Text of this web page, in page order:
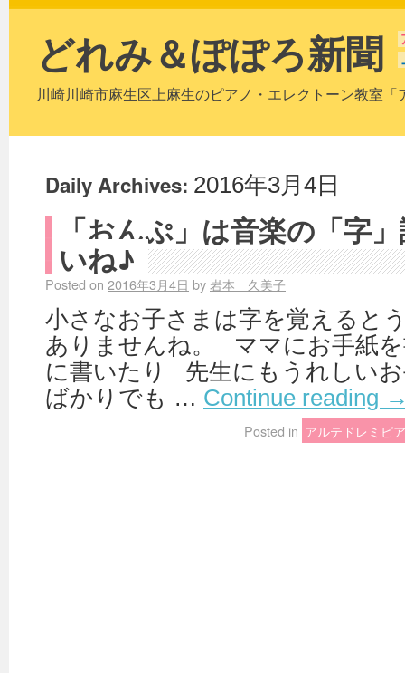
どれみ＆ぽぽろ新聞
川崎川崎市麻生区上麻生のピアノ・エレクトーン教室
Daily Archives: 2016年3月4日
「おんぷ」は音楽の「字
いね♪
Posted on 2016年3月4日 by岩本 久美子
小さなお子さまは字を覚えると
ありませんね。 ママにお手紙
に書いたり 先生にもうれしい
ばかりでも … Continue reading
Posted in アルテドレミピ